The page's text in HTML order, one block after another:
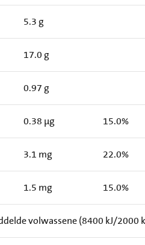
5.3 g
17.0 g
0.97 g
0.38 µg 15.0%
3.1 mg 22.0%
1.5 mg 15.0%
volwassene (8400 kJ/2000